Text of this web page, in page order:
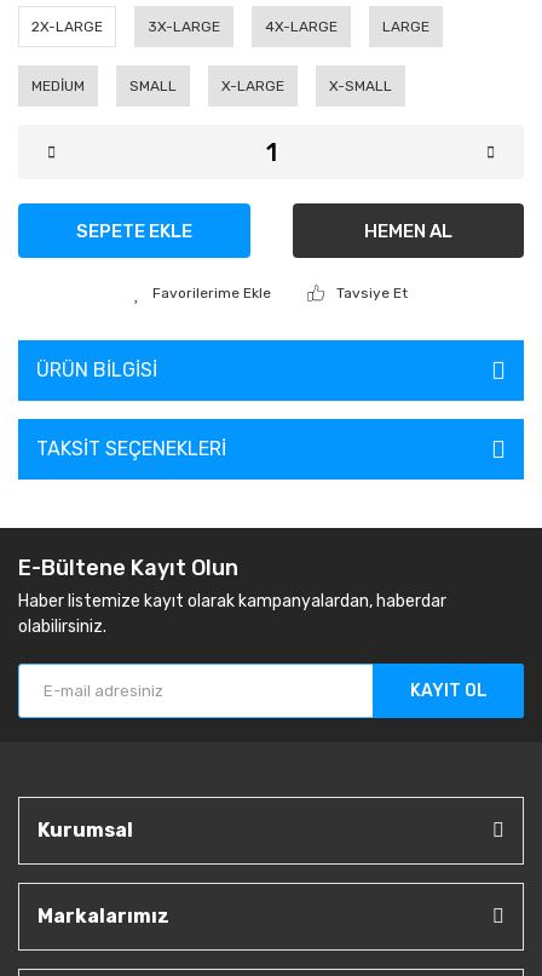
2X-LARGE 3X-LARGE 4X-LARGE LARGE
MEDİUM SMALL X-LARGE X-SMALL
SEPETE EKLE HEMEN AL
Tavsiye Et
ÜRÜN BILGISI
TAKSIT SEÇENEKLERI
E-Bültene Kayıt Olun
Haber listemize kayıt olarak kampanyalardan, haberdar
olabilirsiniz.
KAYIT OL
Kurumsal
Markalarımız